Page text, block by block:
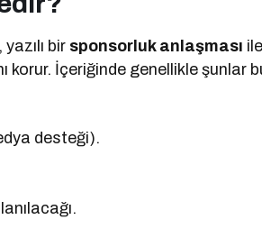
bir sponsorluk anlaşması
korur. İçeriğinde genellikle şunlar
desteği).